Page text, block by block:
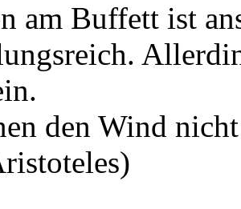
am Buffett ist
den Wind